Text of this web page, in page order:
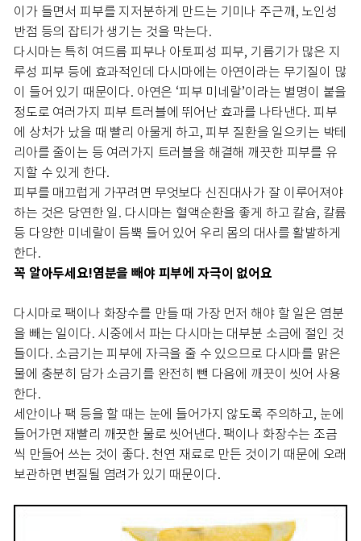
이가 들면서 피부를 지저분하게 만드는 기미나 주근깨, 노인성
반점 등의 잡티가 생기는 것을 막는다.
다시마는 특히 여드름 피부나 아토피성 피부, 기름기가 많은 지
루성 피부 등에 효과적인데 다시마에는 아연이라는 무기질이 많
이 들어 있기 때문이다. 아연은 ‘피부 미네랄’이라는 별명이 붙을
정도로 여러가지 피부 트러블에 뛰어난 효과를 나타낸다. 피부
에 상처가 났을 때 빨리 아물게 하고, 피부 질환을 일으키는 박테
리아를 줄이는 등 여러가지 트러블을 해결해 깨끗한 피부를 유
지할 수 있게 한다.
피부를 매끄럽게 가꾸려면 무엇보다 신진대사가 잘 이루어져야
하는 것은 당연한 일. 다시마는 혈액순환을 좋게 하고 칼슘, 칼륨
등 다양한 미네랄이 듬뿍 들어 있어 우리 몸의 대사를 활발하게
한다.
꼭 알아두세요!염분을 빼야 피부에 자극이 없어요
다시마로 팩이나 화장수를 만들 때 가장 먼저 해야 할 일은 염분
을 빼는 일이다. 시중에서 파는 다시마는 대부분 소금에 절인 것
들이다. 소금기는 피부에 자극을 줄 수 있으므로 다시마를 맑은
물에 충분히 담가 소금기를 완전히 뺀 다음에 깨끗이 씻어 사용
한다.
세안이나 팩 등을 할 때는 눈에 들어가지 않도록 주의하고, 눈에
들어가면 재빨리 깨끗한 물로 씻어낸다. 팩이나 화장수는 조금
씩 만들어 쓰는 것이 좋다. 천연 재료로 만든 것이기 때문에 오래
보관하면 변질될 염려가 있기 때문이다.